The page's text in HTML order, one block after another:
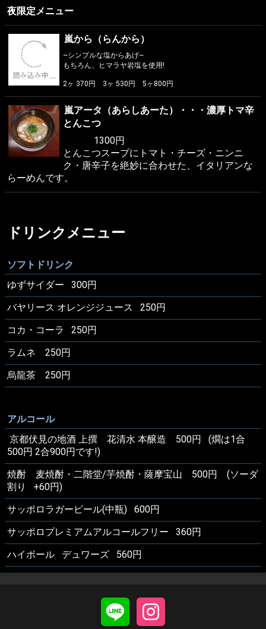
夜限定メニュー
嵐から（らんから）
~シンプルな塩からあげ~
もちろん、ヒマラヤ岩塩を使用!
2ヶ 370円 3ヶ 530円 5ヶ800円
嵐アータ（あらしあーた）・・・濃厚トマ辛
とんこつ
1300円
とんこつスープにトマト・チーズ・ニンニ
ク・唐辛子を絶妙に合わせた、イタリアンな
らーめんです。
ドリンクメニュー
ソフトドリンク
ゆずサイダー 300円
バヤリース オレンジジュース 250円
コカ・コーラ 250円
ラムネ 250円
烏龍茶 250円
アルコール
京都伏見の地酒 上撰 花清水 本醸造 500円 (燗は1合
500円 2合900円です!)
焼酎 麦焼酎・二階堂/芋焼酎・薩摩宝山 500円 (ソーダ
割り +60円)
サッポロラガービール(中瓶) 600円
サッポロプレミアムアルコールフリー 360円
ハイボール デュワーズ 560円